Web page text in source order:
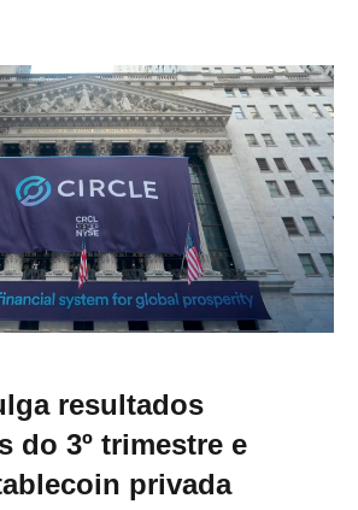
resultados
do 3º trimestre e
privada